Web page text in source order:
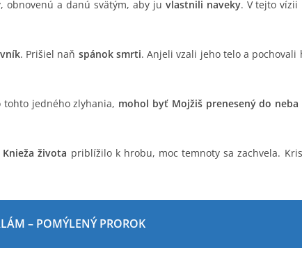
obnovenú a danú svätým, aby ju vlastnili naveky. V tejto vízii
. Prišiel naň spánok smrti. Anjeli vzali jeho telo a
jedného zlyhania, mohol byť Mojžiš prenesený do neba
Knieža života priblížilo k hrobu, moc temnoty sa zachvela.
– POMÝLENÝ PROROK